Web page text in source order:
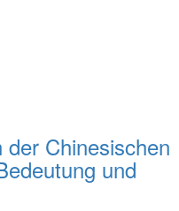
Chinesischen
und